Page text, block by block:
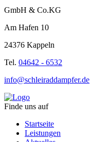
GmbH & Co.KG
Am Hafen 10
24376 Kappeln
Tel. 04642 - 6532
info@schleiraddampfer.de
Finde uns auf
Startseite
Leistungen